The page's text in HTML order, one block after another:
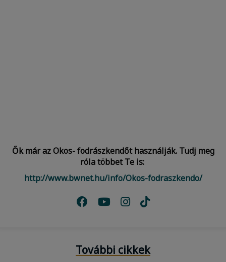
Ők már az Okos- fodrászkendőt használják. Tudj meg
róla többet Te is:
http://www.bwnet.hu/info/Okos-fodraszkendo/
További cikkek